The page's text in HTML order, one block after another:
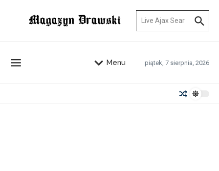
Menu piątek, 7 sierpnia, 2026